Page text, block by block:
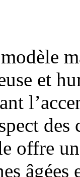
et
offre